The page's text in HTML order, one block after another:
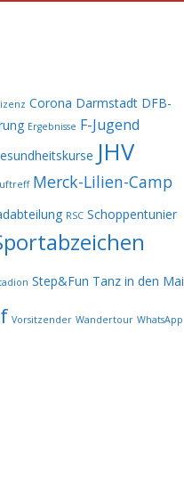
Corona Darmstadt DFB-
Ergebnisse F-Jugend
JHV
Merck-Lilien-Camp
RSC Schoppentunier
Step&Fun Tanz in den Mai
Vorsitzender Wandertour WhatsApp